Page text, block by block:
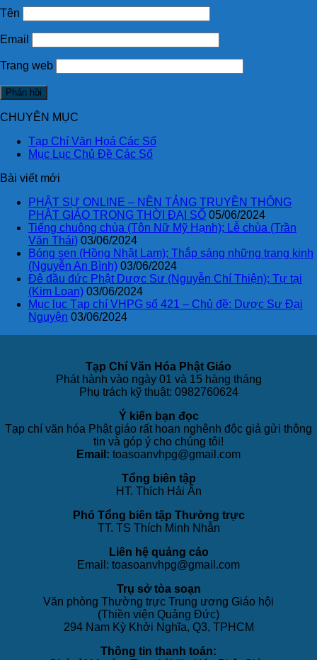
Tên
Email
Trang web
CHUYÊN MỤC
Tạp Chí Văn Hoá Các Số
Mục Lục Chủ Đề Các Số
Bài viết mới
PHẬT SỰ ONLINE – NỀN TẢNG TRUYỀN THÔNG
PHẬT GIÁO TRONG THỜI ĐẠI SỐ 05/06/2024
Tiếng chuông chùa (Tôn Nữ Mỹ Hạnh); Lễ chùa (Trần
Văn Thái) 03/06/2024
Bóng sen (Hồng Nhật Lam); Thắp sáng những trang kinh
(Nguyễn An Bình) 03/06/2024
Đê đầu đức Phật Dược Sư (Nguyễn Chí Thiện); Tự tại
(Kim Loan) 03/06/2024
Mục lục Tạp chí VHPG số 421 – Chủ đề: Dược Sư Đại
Nguyện 03/06/2024
Tạp Chí Văn Hóa Phật Giáo
Phát hành vào ngày 01 và 15 hàng tháng
Phụ trách kỹ thuật: 0982760624
Ý kiến bạn đọc
Tạp chí văn hóa Phật giáo rất hoan nghênh độc giả gửi thông
tin và góp ý cho chúng tôi!
Email: toasoanvhpg@gmail.com
Tổng biên tập
HT. Thích Hải Ấn
Phó Tổng biên tập Thường trực
TT. TS Thích Minh Nhẫn
Liên hệ quảng cáo
Email: toasoanvhpg@gmail.com
Trụ sở tòa soạn
Văn phòng Thường trực Trung ương Giáo hội
(Thiền viện Quảng Đức)
294 Nam Kỳ Khởi Nghĩa, Q3, TPHCM
Thông tin thanh toán: